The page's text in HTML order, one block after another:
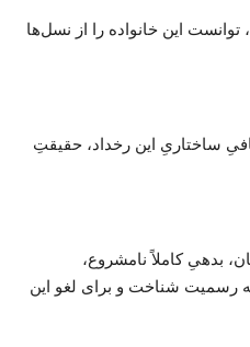
این خانواده را از نسل‌ها
خبری مسرت‌بخش است؛ اما کالبدشکافیِ ساختاریِ این رخداد، حقیقتِ
بدهیِ کاملاً نامشروع،
رسمیت شناخت و برای لغو این